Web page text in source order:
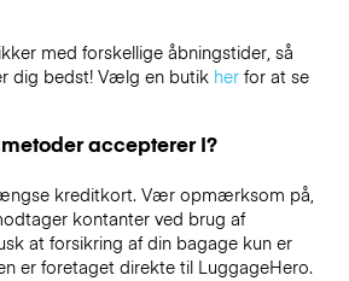
med forskellige åbningstider, så
dig bedst! Vælg en butik herfor at se
accepterer I?
kreditkort. Vær opmærksom på,
kontanter ved brug af
at forsikring af din bagage kun er
er foretaget direkte til LuggageHero.